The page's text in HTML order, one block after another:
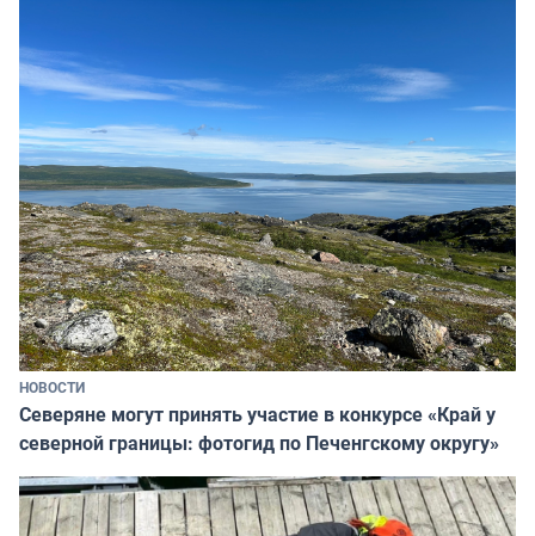
НОВОСТИ
Северяне могут принять участие в конкурсе «Край у
северной границы: фотогид по Печенгскому округу»